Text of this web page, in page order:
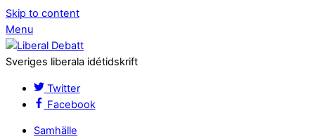
Skip to content
Menu
Sveriges liberala idétidskrift
Twitter
Facebook
Samhälle